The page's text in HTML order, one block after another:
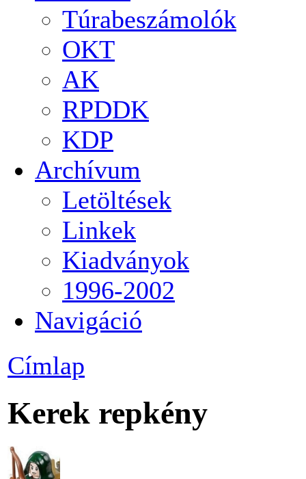
Túrabeszámolók
OKT
AK
RPDDK
KDP
Archívum
Letöltések
Linkek
Kiadványok
1996-2002
Navigáció
Címlap
Kerek repkény